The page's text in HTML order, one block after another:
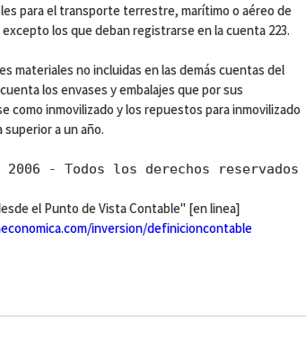
para el transporte terrestre, marítimo o aéreo de
los que deban registrarse en la cuenta 223.
materiales no incluidas en las demás cuentas del
los envases y embalajes que por sus
como inmovilizado y los repuestos para inmovilizado
a un año.
- Todos los derechos reservados
el Punto de Vista Contable" [en linea]
inversion/definicioncontable